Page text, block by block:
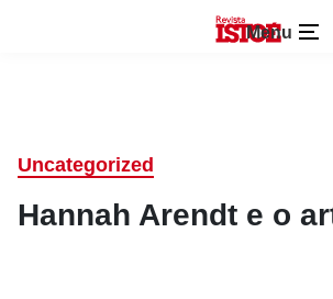
Menu
Uncategorized
Hannah Arendt e o